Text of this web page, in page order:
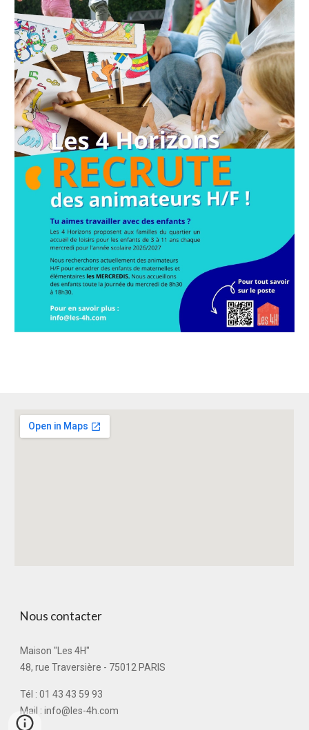
Nous contacter
Maison "Les 4H"
48, rue Traversière - 75012 PARIS
Tél : 01 43 43 59 93
Mail : info@les-4h.com